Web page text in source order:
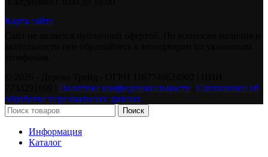
Карта сайта
Политика конфиденциальности
Соглашение об
обработке персональных данных
Поиск
Информация
Каталог